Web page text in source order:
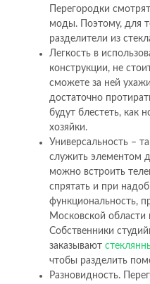
Перегородки
моды. Поэтому, для
разделители из
Легкость в
конструкции, не
сможете за ней
достаточно
будут блестеть, как
хозяйки.
Универсальность –
служить элементом
можно встроить
спрятать и при
функциональность,
Московской области
Собственники
заказывают
чтобы разделить
Разновидность.